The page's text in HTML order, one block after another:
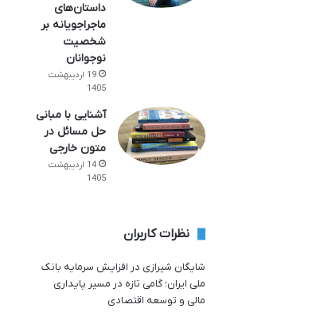
داستان‌های
ماجراجویانه بر
شخصیت
نوجوانان
19 اردیبهشت
1405
آشنایی با مبانی
حل مسائل در
متون خارجی
14 اردیبهشت
1405
نظرات کاربران
شایگان شیرازی در افزایش سرمایه بانک
ملی ایران؛ گامی تازه در مسیر پایداری
مالی و توسعه اقتصادی